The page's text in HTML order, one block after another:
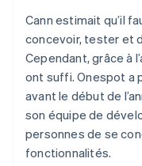
Cann estimait qu’il
concevoir, tester et
Cependant, grâce à
ont suffi. Onespot a
avant le début de
son équipe de
personnes de se
fonctionnalités.